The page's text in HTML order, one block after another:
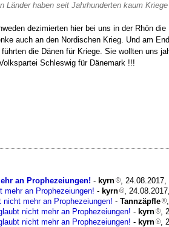
Länder haben seit Jahrhunderten kaum Kriege
dezimierten hier bei uns in der Rhön
auch an den Nordischen Krieg. Und am
die Dänen für Kriege. Sie wollten uns
Schleswig für Dänemark !!!
an Prophezeiungen! - kyrn
, 24.08.2017,
mehr an Prophezeiungen! - kyrn
,
nicht mehr an Prophezeiungen! - Tannzäpfle
nicht mehr an Prophezeiungen! - kyrn
,
nicht mehr an Prophezeiungen! - kyrn
,